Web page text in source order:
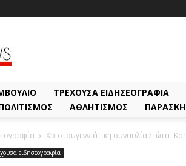
ΤΡΈΧΟΥΣΑ ΕΙΔΗΣΕΟΓΡΑΦΊΑ
ΑΘΛΗΤΙΣΜΌΣ
Χριστουγεννιάτικη συναυλία Σιώτα -
ειδησεογραφία